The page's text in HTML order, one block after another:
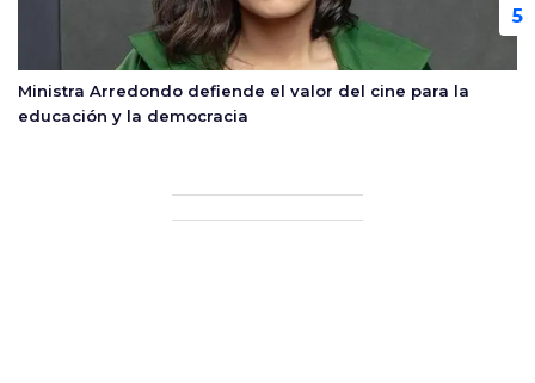
Ministra Arredondo defiende el valor del cine para la
educación y la democracia